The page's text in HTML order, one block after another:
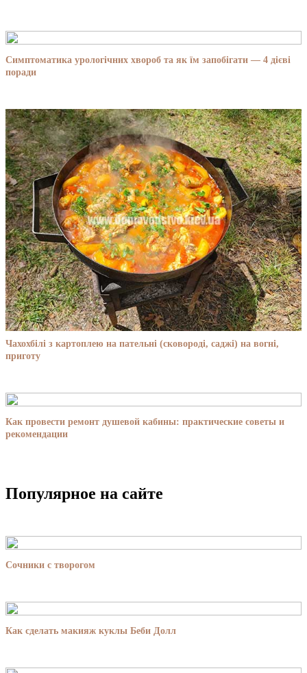
Симптоматика урологічних хвороб та як їм запобігати — 4 дієві
поради
Чахохбілі з картоплею на пательні (сковороді, саджі) на вогні,
приготу
Как провести ремонт душевой кабины: практические советы и
рекомендации
Популярное на сайте
Сочники с творогом
Как сделать макияж куклы Беби Долл